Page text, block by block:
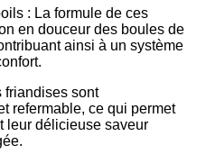
: La formule de ces
en douceur des boules de
ainsi à un système
friandises sont
refermable, ce qui permet
leur délicieuse saveur